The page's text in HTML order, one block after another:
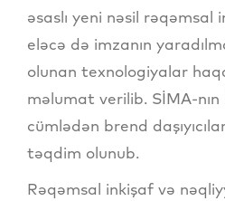
əsaslı yeni nəsil rəqəmsal
eləcə də imzanın
olunan texnologiyalar
məlumat verilib. SİMA-
cümlədən brend
təqdim olunub.
Rəqəmsal inkişaf və